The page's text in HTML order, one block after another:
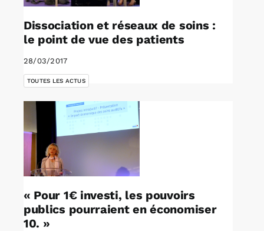
Dissociation et réseaux de soins :
le point de vue des patients
28/03/2017
TOUTES LES ACTUS
« Pour 1€ investi, les pouvoirs
publics pourraient en économiser
10. »